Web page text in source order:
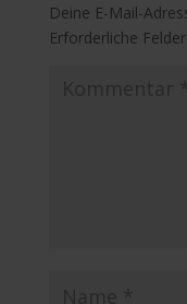
Deine E-Mail-
Erforderliche